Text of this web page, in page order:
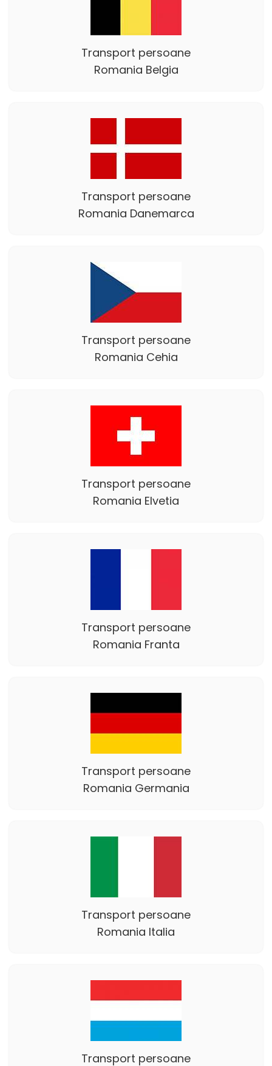
Transport persoane
Romania Belgia
Transport persoane
Romania Danemarca
Transport persoane
Romania Cehia
Transport persoane
Romania Elvetia
Transport persoane
Romania Franta
Transport persoane
Romania Germania
Transport persoane
Romania Italia
Transport persoane